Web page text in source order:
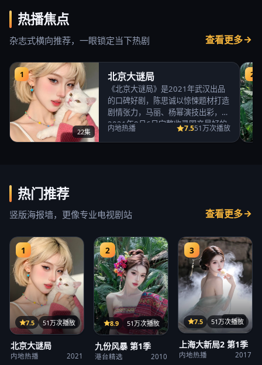
热播焦点
杂志式横向推荐，一眼锁定当下热剧 查看更多
1
22集
北京大谜局
《北京大谜局》是2021年武汉出品
的口碑好剧，陈思诚以惊悚题材打造
剧情张力，马丽、杨幂演技出彩，
2021年8月6日完整收录国产最好的
内地热播 7.551万次播放
2
热门推荐
竖版海报墙，更像专业电视剧站 查看更多
1
22集
7.5 51万次播放
北京大谜局
内地热播 2021
2
15集
8.9 51万次播放
九份风暴 第1季
港台精选 2010
3
14集
7.5 51万次播放
上海大新局2 第1季
内地热播 2017